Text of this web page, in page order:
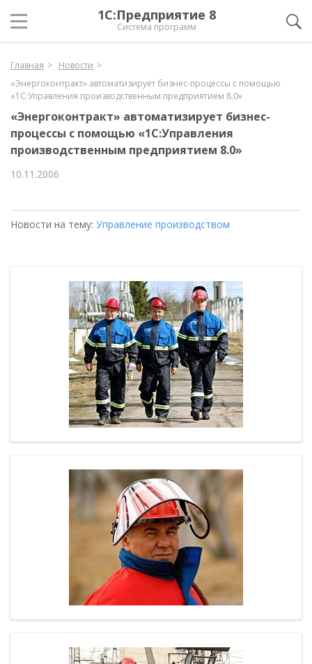
1С:Предприятие 8
Система программ
Главная
Новости
«Энергоконтракт» автоматизирует бизнес-процессы с помощью
«1С:Управления производственным предприятием 8.0»
«Энергоконтракт» автоматизирует бизнес-
процессы с помощью «1С:Управления
производственным предприятием 8.0»
10.11.2006
Новости на тему: Управление производством